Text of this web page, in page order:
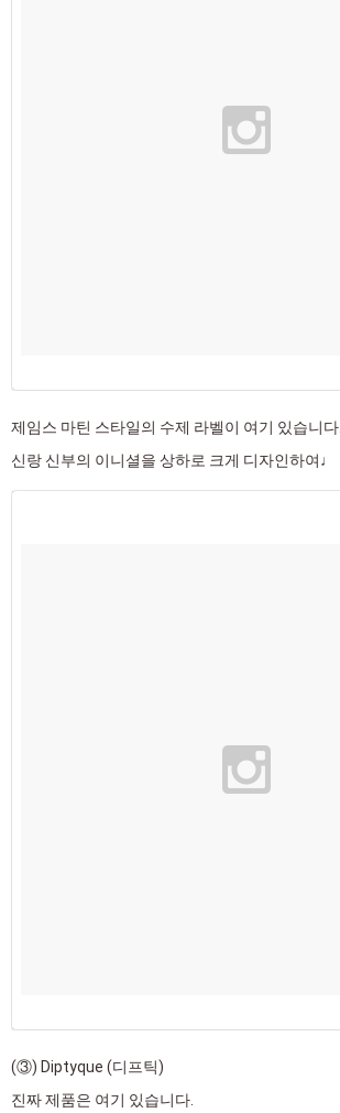
제임스 마틴 스타일의 수제 라벨이 여기 있습니다.
신랑 신부의 이니셜을 상하로 크게 디자인하여♩
(③) Diptyque (디프틱)
진짜 제품은 여기 있습니다.